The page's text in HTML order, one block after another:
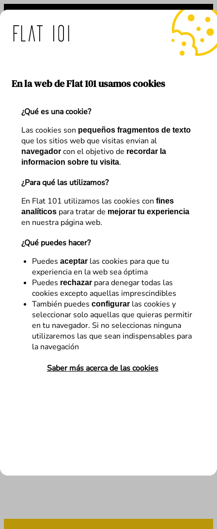
En la web de Flat 101 usamos cookies
¿Qué es una cookie?
Las cookies son pequeños fragmentos de texto
que los sitios web que visitas envian al
navegador con el objetivo de recordar la
informacion sobre tu visita.
¿Para qué las utilizamos?
En Flat 101 utilizamos las cookies con fines
analíticos para tratar de mejorar tu experiencia
en nuestra página web.
¿Qué puedes hacer?
Puedes aceptar las cookies para que tu
experiencia en la web sea óptima
Puedes rechazar para denegar todas las
cookies excepto aquellas imprescindibles
También puedes configurar las cookies y
seleccionar solo aquellas que quieras permitir
en tu navegador. Si no seleccionas ninguna
utilizaremos las que sean indispensables para
la navegación
Saber más acerca de las cookies
Saltar
contenido
Autor:Arantxa Hernández
Artículos de Arantxa Hernández
Desarrollo
¿Qué es una auditoría de